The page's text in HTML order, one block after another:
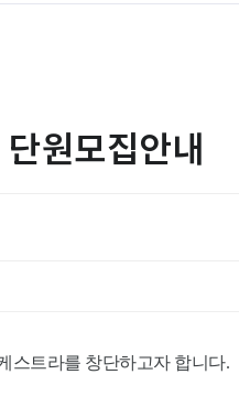
원모집안내
스트라를 창단하고자 합니다.